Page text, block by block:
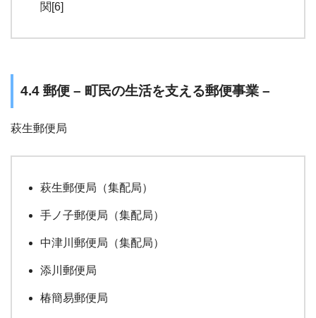
関[6]
4.4 郵便 – 町民の生活を支える郵便事業 –
萩生郵便局
萩生郵便局（集配局）
手ノ子郵便局（集配局）
中津川郵便局（集配局）
添川郵便局
椿簡易郵便局